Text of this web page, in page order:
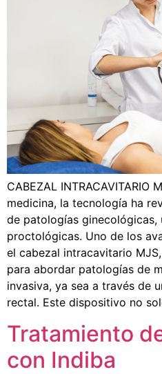
CABEZAL INTRACAVITARIO
medicina, la tecnología ha
de patologías ginecológicas,
proctológicas. Uno de los
el cabezal intracavitario
para abordar patologías de
invasiva, ya sea a través de
rectal. Este dispositivo no
Tratamiento
con Indiba